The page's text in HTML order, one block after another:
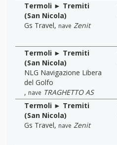
Termoli ► Tremiti
(San Nicola)
Gs Travel, nave Zenit
Termoli ► Tremiti
(San Nicola)
NLG Navigazione Libera
del Golfo
, nave TRAGHETTO AS
Termoli ► Tremiti
(San Nicola)
Gs Travel, nave Zenit